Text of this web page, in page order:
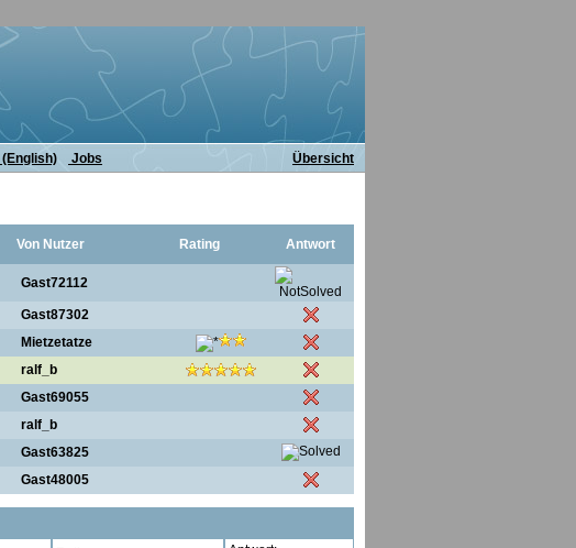
Jobs Übersicht
Von Nutzer Rating Antwort
Gast72112
Gast87302
Mietzetatze
ralf_b
Gast69055
ralf_b
Gast63825
Gast48005